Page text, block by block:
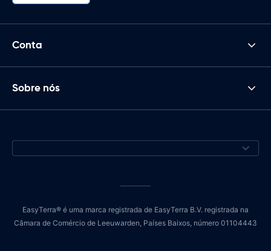
Conta
Sobre nós
EasyTerra® é uma marca registrada de EasyTerra B.V. registrada na
Câmara de Comércio de Leeuwarden, Países Baixos, número 01104443